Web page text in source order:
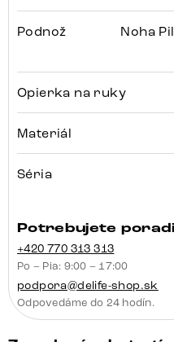
Podnož
Noha
Opierka na ruky
Materiál
Séria
Potrebujete
+420 770 313 313
Po – Pia: 9:00 – 17:00
podpora@delife-shop.sk
Odpovedáme do 24 hodín.